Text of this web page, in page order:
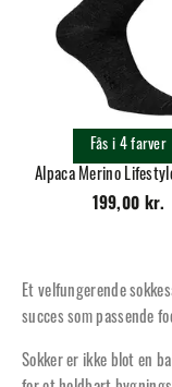
Alpaca Merino
199,00 kr.
Fås i 4 farver
Et velfungerende
succes som passende
Sokker er ikke blot en